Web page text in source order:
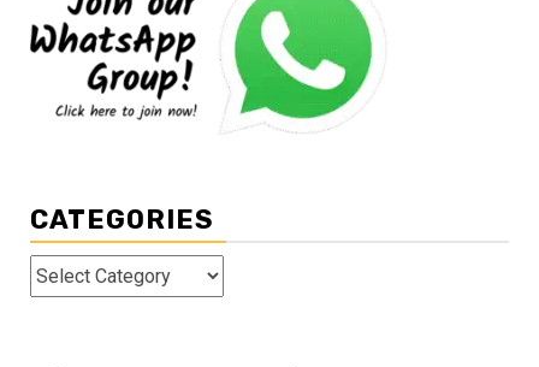
CATEGORIES
Categories